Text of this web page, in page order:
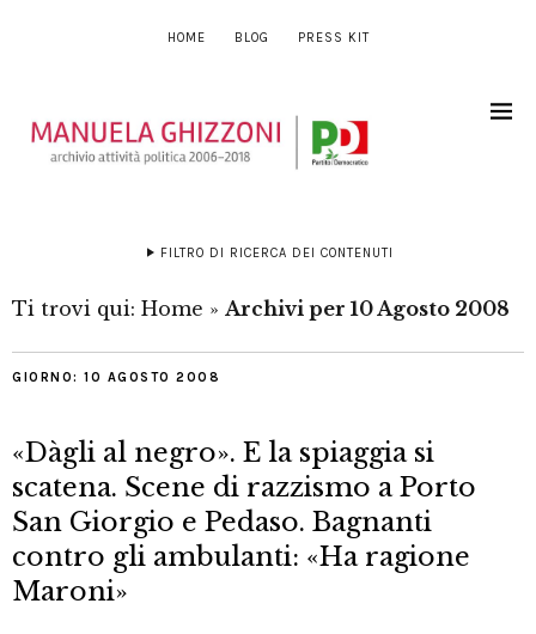
HOME BLOG PRESS KIT
FILTRO DI RICERCA DEI CONTENUTI
Ti trovi qui: Home » Archivi per 10 Agosto 2008
GIORNO: 10 AGOSTO 2008
«Dàgli al negro». E la spiaggia si
scatena. Scene di razzismo a Porto
San Giorgio e Pedaso. Bagnanti
contro gli ambulanti: «Ha ragione
Maroni»